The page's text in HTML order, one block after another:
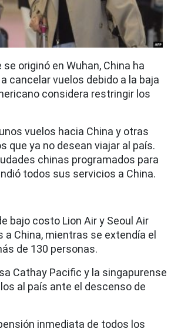
originó en Wuhan, China ha
cancelar vuelos debido a la baja
considera restringir los
vuelos hacia China y otras
que ya no desean viajar al país.
chinas programados para
todos sus servicios a China.
bajo costo Lion Air y Seoul Air
China, mientras se extendía el
de 130 personas.
Cathay Pacific y la singapurense
al país ante el descenso de
inmediata de todos los